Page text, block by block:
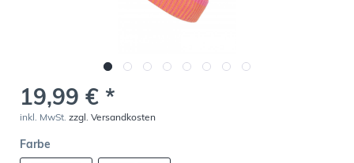
19,99 € *
inkl. MwSt. zzgl. Versandkosten
Farbe